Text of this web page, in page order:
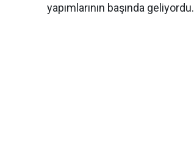
yapımlarının başında geliyordu.